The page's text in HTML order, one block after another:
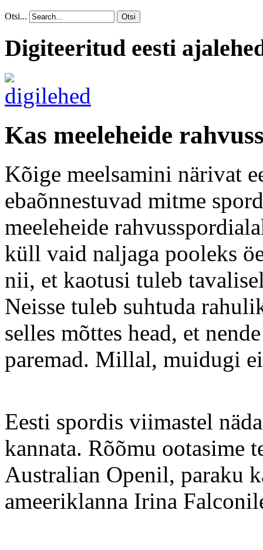
Otsi... Otsi
Digiteeritud eesti
Kas meeleheide
Kõige meelsamini närivat
ebaõnnestuvad mitme
meeleheide
küll vaid naljaga pooleks
nii, et kaotusi tuleb
Neisse tuleb suhtuda
selles mõttes head, et
paremad. Millal, muidugi
Eesti spordis viimastel
kannata. Rõõmu ootasime
Australian Openil, paraku
ameeriklanna Irina